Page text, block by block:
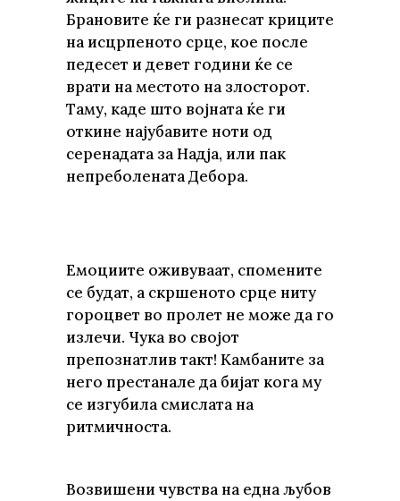
Брановите ќе ги разнесат криците
на исцрпеното срце, кое после
педесет и девет години ќе се
врати на местото на злосторот.
Таму, каде што војната ќе ги
откине најубавите ноти од
серенадата за Надја, или пак
непреболената Дебора.
Емоциите оживуваат, спомените
се будат, а скршеното срце ниту
гороцвет во пролет не може да го
излечи. Чука во својот
препознатлив такт! Камбаните за
него престанале да бијат кога му
се изгубила смислата на
ритмичноста.
Возвишени чувства на една љубов